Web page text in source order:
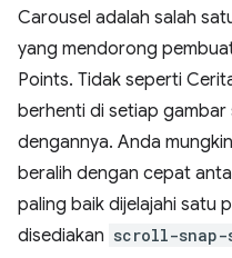
Carousel adalah salah
yang mendorong
Points. Tidak seperti
berhenti di setiap
dengannya. Anda
beralih dengan cepat
paling baik dijelajahi satu
disediakan scroll-snap-